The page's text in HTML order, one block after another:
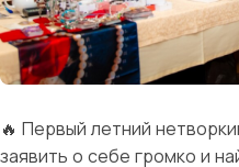
🔥 Первый летний
заявить о себе громко и